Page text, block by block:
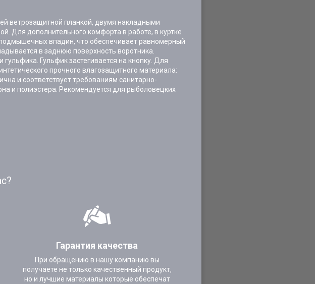
ветрозащитной планкой, двумя накладными
Для дополнительного комфорта в работе, в куртке
впадин, что обеспечивает равномерный
в заднюю поверхность воротника.
Гульфик застегивается на кнопку. Для
прочного влагозащитного материала:
и соответствует требованиям санитарно-
и полиэстера. Рекомендуется для рыболовецких
Гарантия качества
При обращению в нашу компанию вы
получаете не только качественный продукт,
но и лучшие материалы которые обеспечат